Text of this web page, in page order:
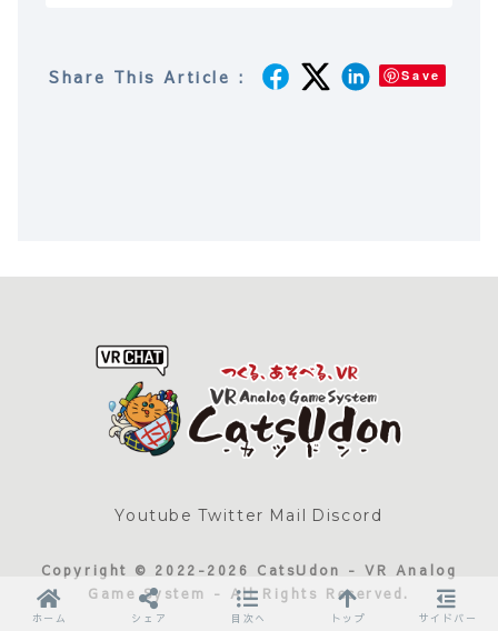
Share This Article : Save
Youtube Twitter Mail Discord
Copyright © 2022-2026 CatsUdon - VR Analog
Game System - All Rights Reserved.
ホーム シェア 目次へ トップ サイドバー